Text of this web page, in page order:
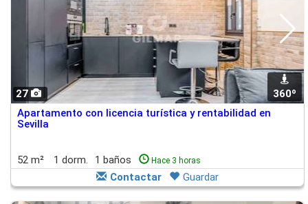
27 360º
Apartamento con licencia turística y rentabilidad en
Sevilla
52 m² 1 dorm. 1 baños Hace 3 horas
Contactar Guardar